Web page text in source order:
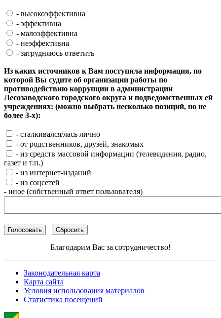
- высокоэффективна
- эффективна
- малоэффективна
- неэффективна
- затрудняюсь ответить
Из каких источников к Вам поступила информация, по
которой Вы судите об организации работы по
противодействию коррупции в администрации
Лесозаводского городского округа и подведомственных ей
учреждениях: (можно выбрать несколько позиций, но не
более 3-х):
- сталкивался/лась лично
- от родственников, друзей, знакомых
- из средств массовой информации (телевидения, радио,
газет и т.п.)
- из интернет-изданий
- из соцсетей
- иное (собственный ответ пользователя)
Благодарим Вас за сотрудничество!
Законодательная карта
Карта сайта
Условия использования материалов
Статистика посещений